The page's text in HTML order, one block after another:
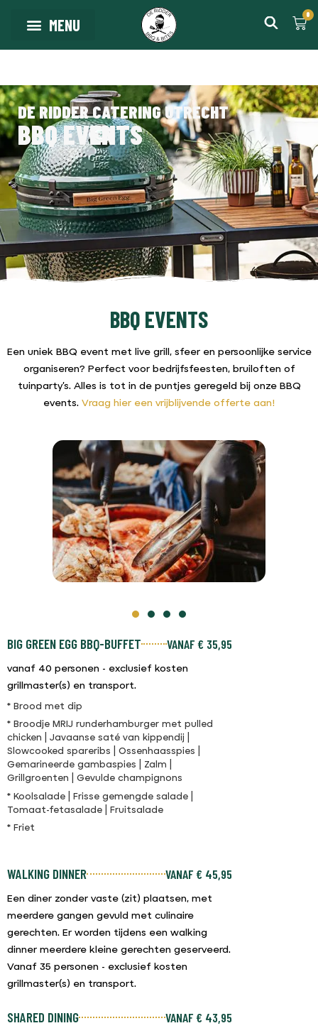
0
DE RIDDER CATERING UTRECHT
BBQ EVENTS
BBQ EVENTS
Een uniek BBQ event met live grill, sfeer en persoonlijke service
organiseren? Perfect voor bedrijfsfeesten, bruiloften of
tuinparty’s. Alles is tot in de puntjes geregeld bij onze BBQ
events. Vraag hier een vrijblijvende offerte aan!
BIG GREEN EGG BBQ-BUFFET VANAF € 35,95
vanaf 40 personen - exclusief kosten
grillmaster(s) en transport.
* Brood met dip
* Broodje MRIJ runderhamburger met pulled
chicken | Javaanse saté van kippendij |
Slowcooked spareribs | Ossenhaasspies |
Gemarineerde gambaspies | Zalm |
Grillgroenten | Gevulde champignons
* Koolsalade | Frisse gemengde salade |
Tomaat-fetasalade | Fruitsalade
* Friet
WALKING DINNER VANAF € 45,95
Een diner zonder vaste (zit) plaatsen, met
meerdere gangen gevuld met culinaire
gerechten. Er worden tijdens een walking
dinner meerdere kleine gerechten geserveerd.
Vanaf 35 personen - exclusief kosten
grillmaster(s) en transport.
SHARED DINING VANAF € 43,95